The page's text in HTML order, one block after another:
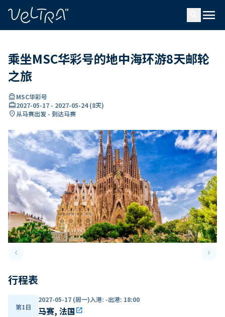
menu
乘坐MSC华彩号的地中海环游8天邮轮
之旅
directions_boatMSC华彩号
card_travel2027-05-17 - 2027-05-24(8天)
location_on从马赛出发 - 到达马赛
keyboard_arrow_leftPrevious slide keyboard_arrow_right
行程表
第1日
2027-05-17 (周一)入港: -出港: 18:00
马赛, 法国open_in_new